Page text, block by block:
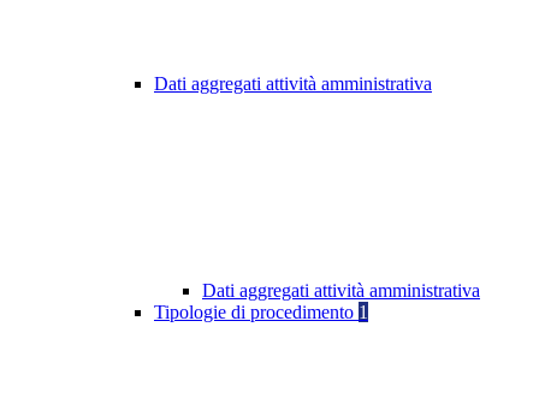
Dati aggregati attività amministrativa
Dati aggregati attività amministrativa
Tipologie di procedimento 1